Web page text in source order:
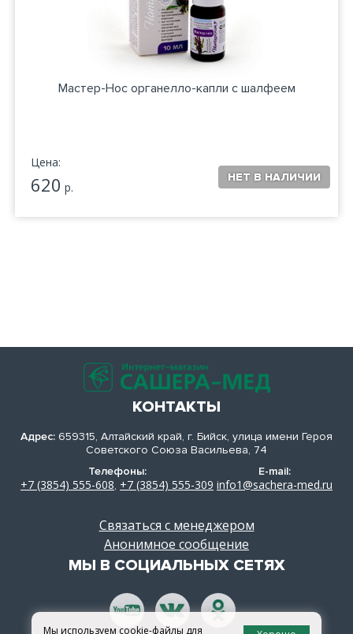
Мастер-Нос органелло-капли с шалфеем
Цена:
620 р.
КОНТАКТЫ
Адрес: 659315, Алтайский край, г. Бийск, улица имени Героя
Советского Союза Васильева, 74
Телефоны:
+7 (3854) 555-608, +7 (3854) 555-309
E-mail:
info1@sachera-med.ru
Связаться с менеджером
Анонимное сообщение
МЫ В СОЦИАЛЬНЫХ СЕТЯХ
Мы используем cookie-файлы для